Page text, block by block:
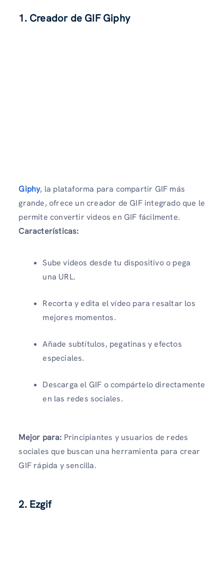
1. Creador de GIF Giphy
Giphy, la plataforma para compartir GIF más
grande, ofrece un creador de GIF integrado que le
permite convertir videos en GIF fácilmente.
Características:
Sube videos desde tu dispositivo o pega
una URL.
Recorta y edita el vídeo para resaltar los
mejores momentos.
Añade subtítulos, pegatinas y efectos
especiales.
Descarga el GIF o compártelo directamente
en las redes sociales.
Mejor para: Principiantes y usuarios de redes
sociales que buscan una herramienta para crear
GIF rápida y sencilla.
2. Ezgif